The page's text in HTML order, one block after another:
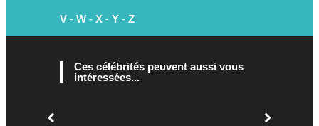
V - W - X - Y - Z
Ces célébrités peuvent aussi vous
intéressées...